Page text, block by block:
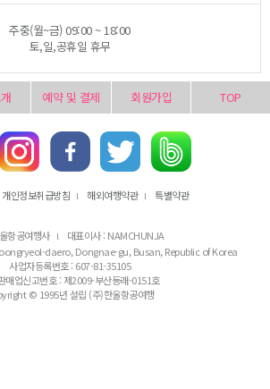
주중(월~금) 09:00 ~ 18:00
토,일,공휴일 휴무
예약 및 결제 회원가입 TOP
개인정보취급방침 l 해외여행약관 l 특별약관
항공여행사 l
대표이사 : NAMCHUNJA
daero, Dongnae-gu, Busan, Republic of Korea
사업자등록번호 : 607-81-35105
매업신고번호 : 제2009-부산동래-0151호
© 1995년 설립 (주)한울항공여행